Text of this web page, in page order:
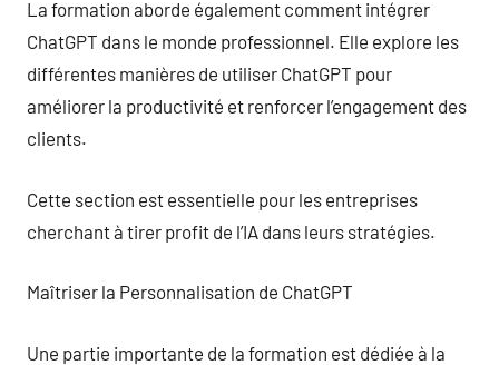
La formation aborde également comment intégrer
ChatGPT dans le monde professionnel. Elle explore les
différentes manières de utiliser ChatGPT pour
améliorer la productivité et renforcer l’engagement des
clients.
Cette section est essentielle pour les entreprises
cherchant à tirer profit de l’IA dans leurs stratégies.
Maîtriser la Personnalisation de ChatGPT
Une partie importante de la formation est dédiée à la